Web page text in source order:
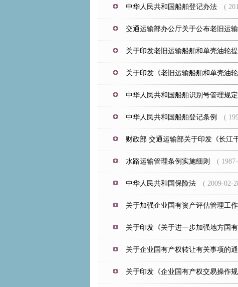
中华人民共和国船舶登记办法(
交通运输部办公厅关于公布老旧运
关于印发老旧运输船舶和单壳油轮
关于印发《老旧运输船舶和单壳油
中华人民共和国船舶识别号管理规定
中华人民共和国船舶登记条例 (
财政部 交通运输部关于印发《长江
水路运输管理条例实施细则 ( 1987-
中华人民共和国保险法( 2009-02-
关于加强企业国有资产评估管理工
关于印发《关于进一步加强地方国
关于企业国有产权转让有关事项的
关于印发《企业国有产权交易操作